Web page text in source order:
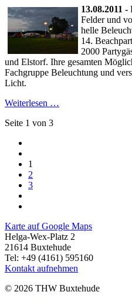
13.08.2011 -
Felder und
helle
14.
2000
und Elstorf. Ihre gesamten
Fachgruppe Beleuchtung und
Licht.
Weiterlesen …
Seite 1 von 3
1
2
3
Karte auf Google Maps
Helga-Wex-Platz 2
21614 Buxtehude
Tel: +49 (4161) 595160
Kontakt aufnehmen
© 2026 THW Buxtehude